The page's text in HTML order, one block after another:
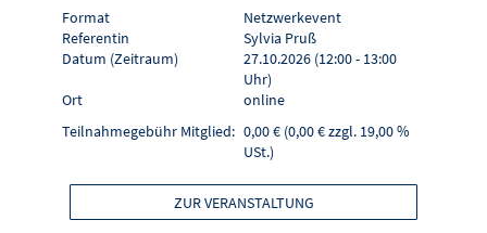
Format
Netzwerkevent
Referentin
Sylvia Pruß
Datum (Zeitraum)
27.10.2026 (12:00 - 13:00
Uhr)
Ort
online
Teilnahmegebühr Mitglied: 0,00 € (0,00 € zzgl. 19,00 %
USt.)
ZUR VERANSTALTUNG